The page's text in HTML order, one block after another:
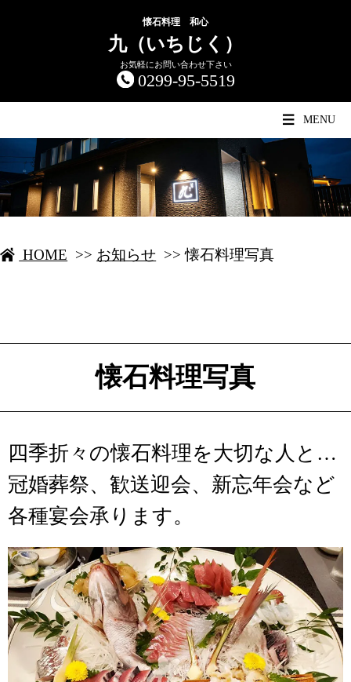
懐石料理 和心
九（いちじく）
お気軽にお問い合わせ下さい
0299-95-5519
MENU
HOME >> お知らせ >> 懐石料理写真
懐石料理写真
四季折々の懐石料理を大切な人と…
冠婚葬祭、歓送迎会、新忘年会など
各種宴会承ります。